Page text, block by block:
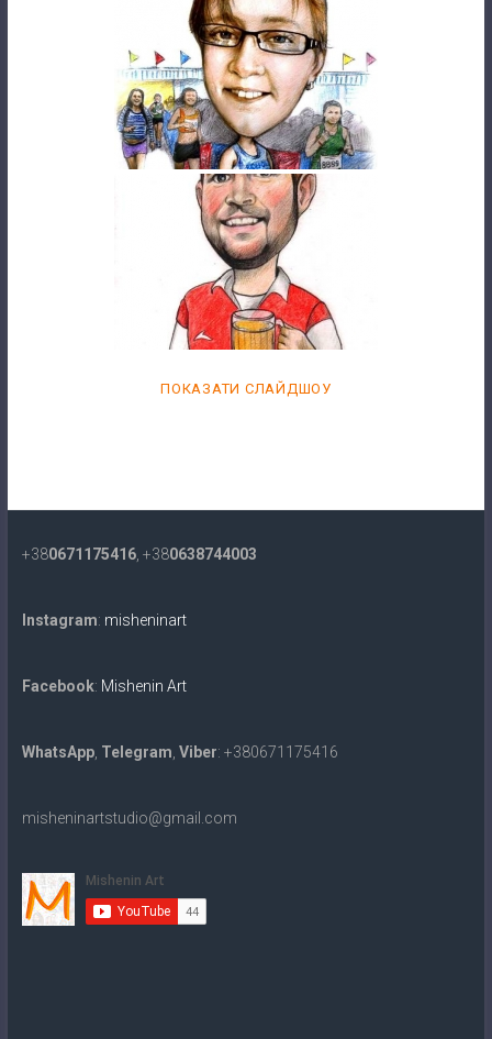
ПОКАЗАТИ СЛАЙДШОУ
+380671175416, +380638744003
Instagram: misheninart
Facebook: Mishenin Art
WhatsApp, Telegram Viber: +380671175416
misheninartstudio@gmail.com